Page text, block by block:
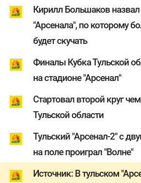
Кирилл Большаков назвал
"Арсенала", по которому
будет скучать
Финалы Кубка Тульской
на стадионе "Арсенал"
Стартовал второй круг
Тульской области
Тульский "Арсенал-2" с
на поле проиграл "Волне"
Источник: В тульском